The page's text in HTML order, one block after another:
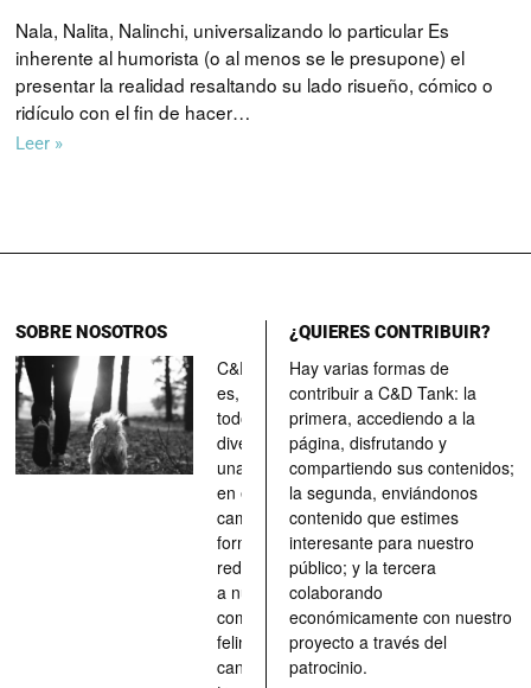
Nala, Nalita, Nalinchi, universalizando lo particular Es
inherente al humorista (o al menos se le presupone) el
presentar la realidad resaltando su lado risueño, cómico o
ridículo con el fin de hacer…
Leer »
SOBRE NOSOTROS
C&D Tank
es, ante
todo, un
divertimento,
una parada
en el
camino, una
forma de
redescubrir
a nuestros
compañeros
felinos y
caninos a
¿QUIERES CONTRIBUIR?
Hay varias formas de
contribuir a C&D Tank: la
primera, accediendo a la
página, disfrutando y
compartiendo sus contenidos;
la segunda, enviándonos
contenido que estimes
interesante para nuestro
público; y la tercera
colaborando
económicamente con nuestro
proyecto a través del
patrocinio.